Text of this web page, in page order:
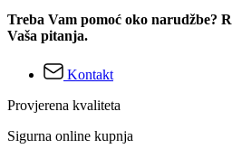
Treba Vam pomoć oko narudžbe?
Vaša pitanja.
Kontakt
Provjerena kvaliteta
Sigurna online kupnja